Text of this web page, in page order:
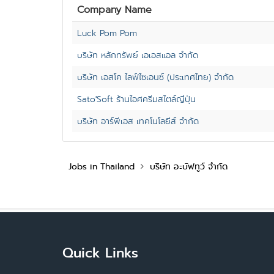
Company Name
Luck Pom Pom
บริษัท หลักทรัพย์ เอเอสแอล จำกัด
บริษัท เอสโค ไลฟ์ไซเอนซ์ (ประเทศไทย) จำกัด
Sato'Soft ร้านไอศครีมสไตล์ญี่ปุ่น
บริษัท อาร์พีเอส เทคโนโลยีส์ จำกัด
Jobs in Thailand บริษัท อะบัฟทูว์ จำกัด
Quick Links